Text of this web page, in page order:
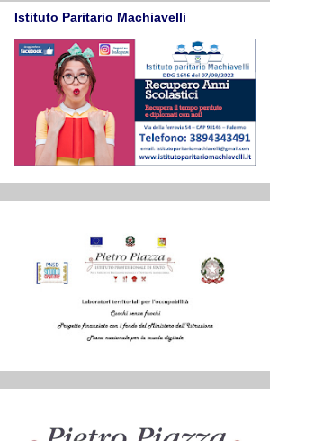
Istituto Paritario Machiavelli